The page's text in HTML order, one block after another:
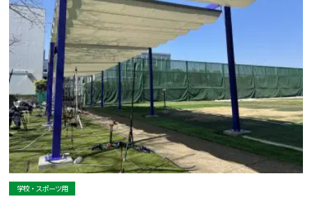
学校・スポーツ用